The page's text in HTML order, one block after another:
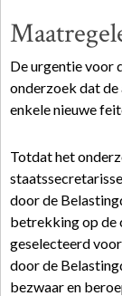
De urgentie voor
onderzoek dat de
enkele nieuwe
Totdat het
door de
betrekking op de
geselecteerd
door de
bezwaar en